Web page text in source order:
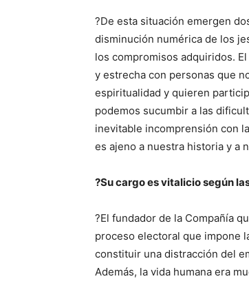
?De esta situación emergen
disminución numérica de los
los compromisos adquiridos.
y estrecha con personas que
espiritualidad y quieren
podemos sucumbir a las
inevitable incomprensión con
es ajeno a nuestra historia y a
?Su cargo es vitalicio según
?El fundador de la Compañía
proceso electoral que impone
constituir una distracción del
Además, la vida humana era